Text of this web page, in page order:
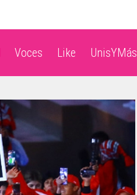
Voces Like UnisYMás